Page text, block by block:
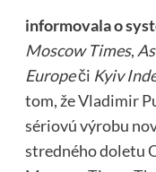
informovala o
Moscow Times,
Europeči Kyiv
tom, že Vladimir
sériovú výrobu
stredného doletu